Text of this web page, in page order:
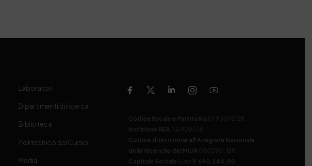
Laboratori
Dipartimenti di ricerca
Biblioteca
Politecnico del Cuoio
Media
Codice fiscale e Partita Iva 07936981211
Iscrizione REA NA 920756
Codice di iscrizione all’Anagrafe Nazionale
delle Ricerche del MIUR 000290_EIRI
Capitale Sociale Euro 9.690.240,00